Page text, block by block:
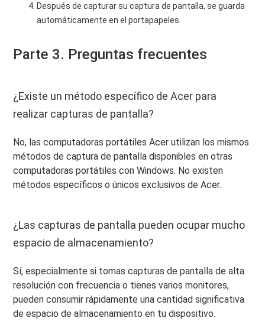
Después de capturar su captura de pantalla, se guarda
automáticamente en el portapapeles.
Parte 3. Preguntas frecuentes
¿Existe un método específico de Acer para
realizar capturas de pantalla?
No, las computadoras portátiles Acer utilizan los mismos
métodos de captura de pantalla disponibles en otras
computadoras portátiles con Windows. No existen
métodos específicos o únicos exclusivos de Acer.
¿Las capturas de pantalla pueden ocupar mucho
espacio de almacenamiento?
Sí, especialmente si tomas capturas de pantalla de alta
resolución con frecuencia o tienes varios monitores,
pueden consumir rápidamente una cantidad significativa
de espacio de almacenamiento en tu dispositivo.